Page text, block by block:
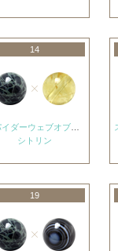
14
シトリン
19